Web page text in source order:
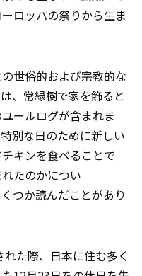
ロッパの祭りから生ま
世俗的および宗教的な
、常緑樹で家を飾ると
ールログが含まれま
別な日のために新しい
キンを食べることで
たのかについ
つか読んだことがあり
た際、日本に住む多く